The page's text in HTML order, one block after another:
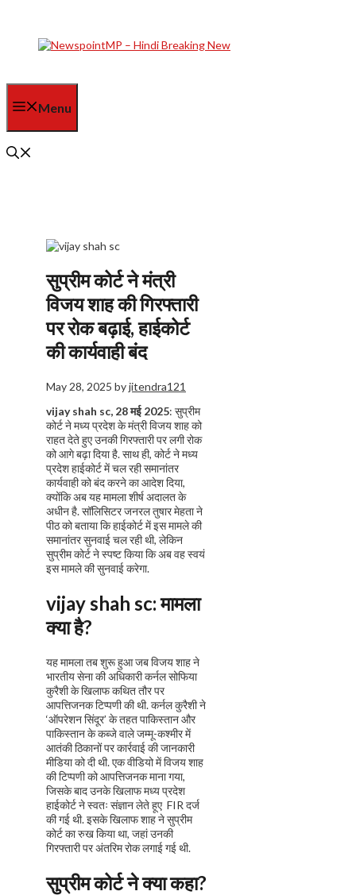
content
Menu
सुप्रीम कोर्ट ने मंत्री
विजय शाह की गिरफ्तारी
पर रोक बढ़ाई, हाईकोर्ट
की कार्यवाही बंद
May 28, 2025 byjitendra121
vijay shah sc, 28 मई 2025: सुप्रीम
कोर्ट ने मध्य प्रदेश के मंत्री विजय शाह को
राहत देते हुए उनकी गिरफ्तारी पर लगी रोक
को आगे बढ़ा दिया है. साथ ही, कोर्ट ने मध्य
प्रदेश हाईकोर्ट में चल रही समानांतर
कार्यवाही को बंद करने का आदेश दिया,
क्योंकि अब यह मामला शीर्ष अदालत के
अधीन है. सॉलिसिटर जनरल तुषार मेहता ने
पीठ को बताया कि हाईकोर्ट में इस मामले की
समानांतर सुनवाई चल रही थी, लेकिन
सुप्रीम कोर्ट ने स्पष्ट किया कि अब वह स्वयं
इस मामले की सुनवाई करेगा.
vijay shah sc:मामला
क्या है?
यह मामला तब शुरू हुआ जब विजय शाह ने
भारतीय सेना की अधिकारी कर्नल सोफिया
कुरैशी के खिलाफ कथित तौर पर
आपत्तिजनक टिप्पणी की थी. कर्नल कुरैशी ने
‘ऑपरेशन सिंदूर’ के तहत पाकिस्तान और
पाकिस्तान के कब्जे वाले जम्मू-कश्मीर में
आतंकी ठिकानों पर कार्रवाई की जानकारी
मीडिया को दी थी. एक वीडियो में विजय शाह
की टिप्पणी को आपत्तिजनक माना गया,
जिसके बाद उनके खिलाफ मध्य प्रदेश
हाईकोर्ट ने स्वतः संज्ञान लेते हूए FIR दर्ज
की गई थी. इसके खिलाफ शाह ने सुप्रीम
कोर्ट का रुख किया था, जहां उनकी
गिरफ्तारी पर अंतरिम रोक लगाई गई थी.
सुप्रीम कोर्ट ने क्या कहा?